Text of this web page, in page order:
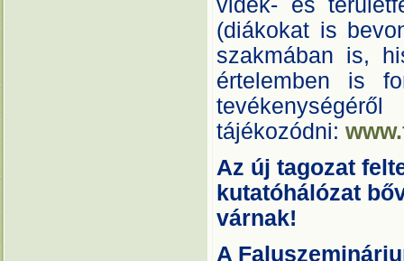
vidék- és
(diákokat is
szakmában is,
értelemben is
tájékozódni:
Az új tagozat
kutatóhálózat
várnak!
A